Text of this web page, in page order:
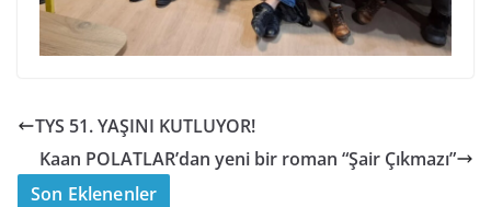
TYS 51. YAŞINI KUTLUYOR!
Kaan POLATLAR’dan yeni bir roman “Şair Çıkmazı”
Son Eklenenler